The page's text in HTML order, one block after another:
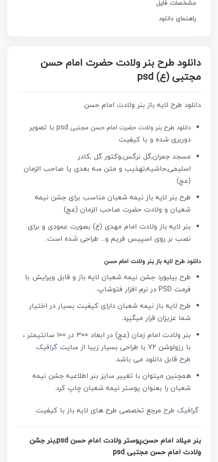
مشخصات فایل
راهنمای دانلود
دانلود طرح بنر ولادت حضرت امام حسن
مجتبی (ع) psd
دانلود طرح لایه باز بنر ولادت امام حسن
دانلود طرح بنر ولادت حضرت امام حسن مجتبی
psd با تصویر
دوربری شده و با کیفیت
مسجد جمران,گل نرگس,وکتور گل ,کادر
اسلیمی,حاشیه,تهذیب و متن سه بعدی یا صاحب الزمان
(عج)
طرح بنر لایه باز نیمه شعبان مناسب برای جشن نیمه
شعیان و ولادت حضرت صاحب الزمان (عج)
بنر لایه باز ولادت امام مهدی (ع) بصورت عمودی و برای
نصب بر روی اسپیس فریم و… طراحی شده است.
دانلود طرح لایه باز بنر ولادت امام حسن
طرح بیلبورد جشن نیمه شعبان لایه باز و قابل ویرایش با
فرمت PSD در نرم افزار فتوشاپ.
طرح لایه باز نیمه شعبان دارای کیفیت بسیار در اختیار
شما عزیزان قرار میگیرد.
بنر ولادت امام زمان (عج) در ابعاد 300 در 100 سانتیمتر ،
با رزولوشن 72 با طراحی بسیار زیبا از سایت
گرافیک
طرحقابل دانلود می باشد.
همچنین میتوان با تغییر سایز بنر اطلاعیه جشن نیمه
شعبان را بعنوان پوستر نیمه شعبان چاپ کرد.
گرافیک طرح مرجع تخصصی طرح های لایه باز با کیفیت
بنر میلاد امام حسن,پوستر ولادت امام حسن psd,بنر جشن
ولادت امام حسن مجتبی psd